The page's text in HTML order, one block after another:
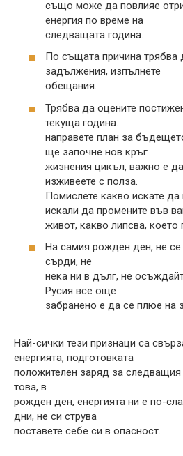
също може да повлияе
енергия по време на
следващата година.
По същата причина трябва
задължения, изпълнете
обещания.
Трябва да оцените
текуща година.
направете план за
ще започне нов кръг
жизнения цикъл, важно е
изживеете с полза.
Помислете какво искате да
искали да промените във
живот, какво липсва, което
На самия рожден ден, не се
сърди, не
нека ни в дълг, не
Русия все още
забранено е да се плюе на
Най-сички тези признаци са
енергията, подготовката
положителен заряд за
това, в
рожден ден, енергията ни е по-
дни, не си струва
поставете себе си в опасност.